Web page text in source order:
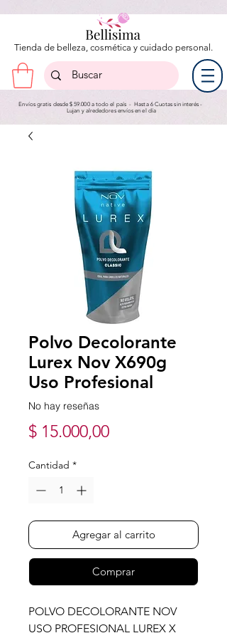
Tienda de belleza, cosmética y cuidado personal.
Envíos gratis desde $ 59.000 a todo el país - Hasta 6 Cuotas sin interés -
Lujan y alrededores envíos en el día
Polvo Decolorante
Lurex Nov X690g
Uso Profesional
No hay reseñas
$ 15.000,00Precio
Cantidad *
Agregar al carrito
Comprar
POLVO DECOLORANTE NOV
USO PROFESIONAL LUREX X